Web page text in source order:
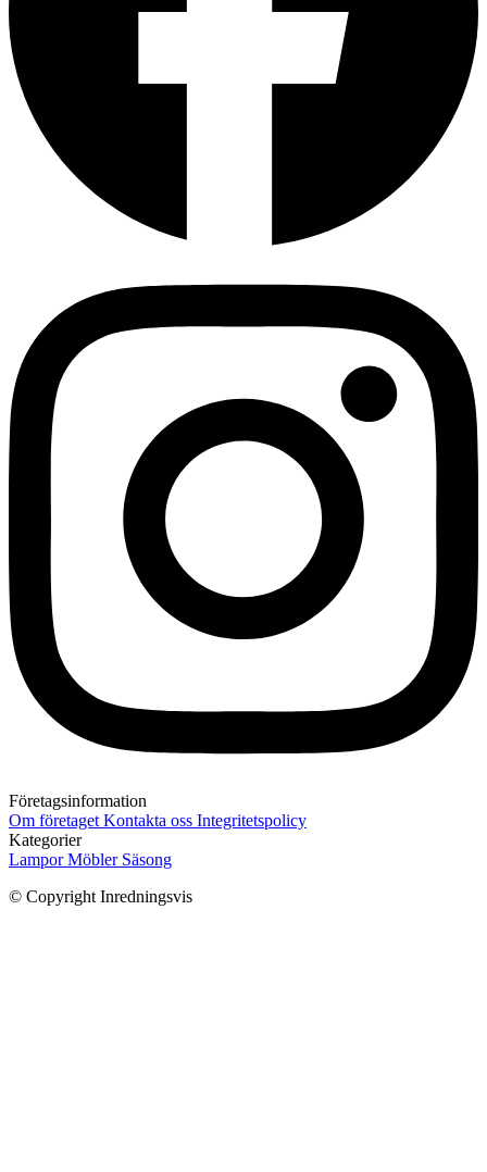
Företagsinformation
Om företaget Kontakta oss Integritetspolicy
Kategorier
LamporMöbler Säsong
© Copyright Inredningsvis